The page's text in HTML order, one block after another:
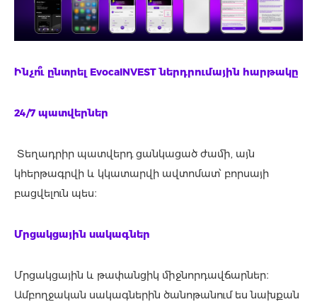
Ինչո ւ ընտրել EvocaINVEST ներդրումային հարթակը
24/7 պատվերներ
Տեղադրիր պատվերդ ցանկացած ժամի, այն
կհերթագրվի և կկատարվի ավտոմատ՝ բորսայի
բացվելուն պես։
Մրցակցային սակագներ
Մրցակցային և թափանցիկ միջնորդավճարներ։
Ամբողջական սակագներին ծանոթանում ես նախքան